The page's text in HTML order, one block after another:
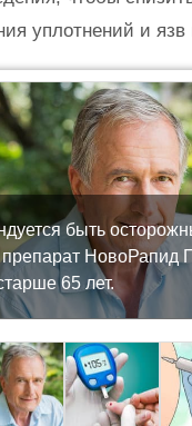
уплотнений и
быть
НовоРапид
65 лет.